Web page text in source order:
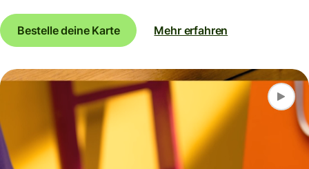
Bestelle deine Karte Mehr erfahren